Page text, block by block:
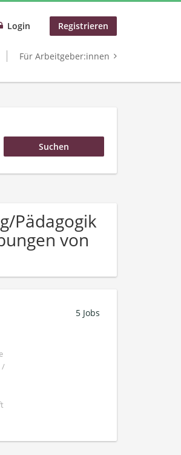
Login Registrieren
Für Arbeitgeber:innen
Pädagogik
von
/
5 Jobs